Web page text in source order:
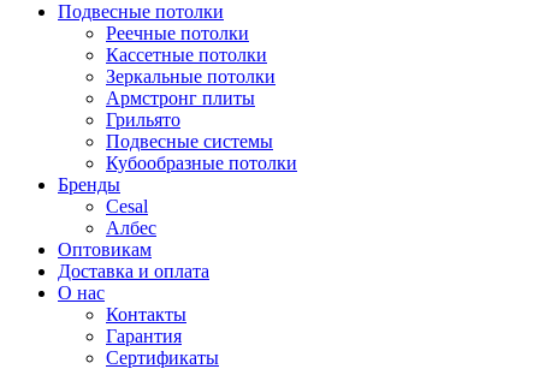
Подвесные потолки
Реечные потолки
Кассетные потолки
Зеркальные потолки
Армстронг плиты
Грильято
Подвесные системы
Кубообразные потолки
Бренды
Cesal
Албес
Оптовикам
Доставка и оплата
О нас
Контакты
Гарантия
Сертификаты